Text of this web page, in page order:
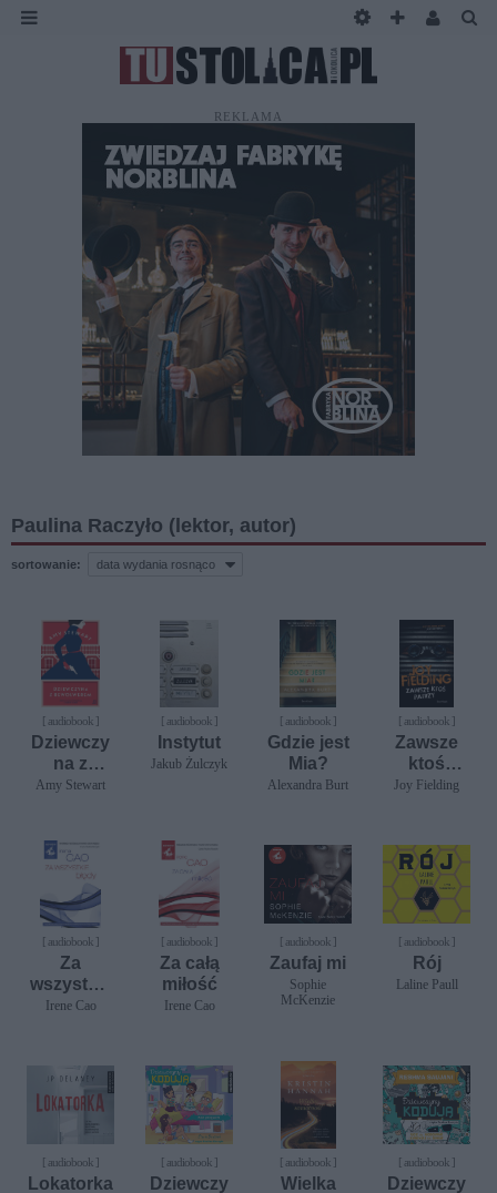
REKLAMA
Paulina Raczyło (lektor, autor)
sortowanie:
[ audiobook ]
Dziewczy
na z
rewolwere
Amy Stewart
[ audiobook ]
Instytut
Jakub Żulczyk
[ audiobook ]
Gdzie jest
Mia?
Alexandra Burt
[ audiobook ]
Zawsze
ktoś
patrzy
Joy Fielding
[ audiobook ]
Za
wszystkie
błędy
Irene Cao
[ audiobook ]
Za całą
miłość
Irene Cao
[ audiobook ]
Zaufaj mi
Sophie
McKenzie
[ audiobook ]
Rój
Laline Paull
[ audiobook ]
Lokatorka
[ audiobook ]
Dziewczy
[ audiobook ]
Wielka
[ audiobook ]
Dziewczy